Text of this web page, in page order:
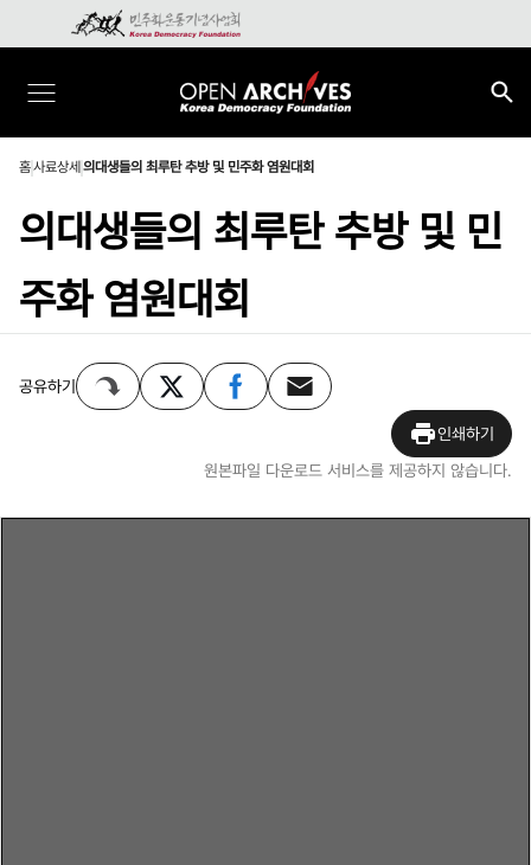
홈사료상세 의대생들의 최루탄 추방 및 민주화 염원대회
의대생들의 최루탄 추방 및 민
주화 염원대회
공유하기
인쇄하기
원본파일 다운로드 서비스를 제공하지 않습니다.